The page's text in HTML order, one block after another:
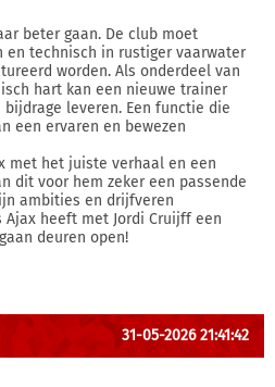
beter gaan. De club moet
en technisch in rustiger vaarwater
worden. Als onderdeel van
hart kan een nieuwe trainer
leveren. Een functie die
een ervaren en bewezen
met het juiste verhaal en een
dit voor hem zeker een passende
ambities en drijfveren
Ajax heeft met Jordi Cruijff een
deuren open!
31-05-2026 21:41:42